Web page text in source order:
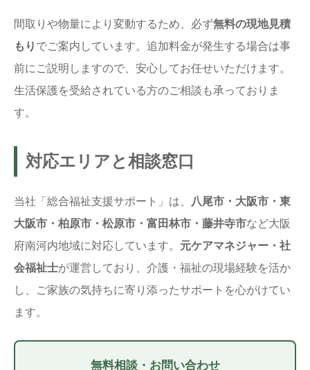
間取りや物量により変動するため、必ず無料の現地見積
もり でご案内しています。追加料金が発生する場合は事
前にご説明しますので、安心してお任せいただけます。
生活保護を受給されている方のご相談も承っておりま
す。
対応エリアと相談窓口
当社「総合福祉支援サポート」は、
八尾市・大阪市・東
大阪市・柏原市・松原市・富田林市・藤井寺市など大阪
府南河内地域に対応しています。 元ケアマネジャー・社
会福祉士が運営しており、介護・福祉の現場経験を活か
し、ご家族の気持ちに寄り添ったサポートを心がけてい
ます。
無料相談・お問い合わせ